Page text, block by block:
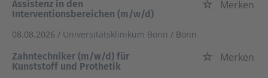
Assistenz in den
Interventionsbereichen (m/w/d)
Merken
08.08.2026 / Universitätsklinikum Bonn / Bonn
Zahntechniker (m/w/d) für
Kunststoff und Prothetik
Merken